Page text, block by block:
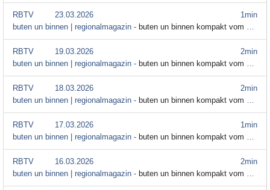
1min
RBTV
23.03.2026
buten un binnen | regionalmagazin - buten un binnen kompakt vom 23. März
2min
RBTV
19.03.2026
buten un binnen | regionalmagazin - buten un binnen kompakt vom 19. März
2min
RBTV
18.03.2026
buten un binnen | regionalmagazin - buten un binnen kompakt vom 18. März
1min
RBTV
17.03.2026
buten un binnen | regionalmagazin - buten un binnen kompakt vom 17. März
2min
RBTV
16.03.2026
buten un binnen | regionalmagazin - buten un binnen kompakt vom 16. März